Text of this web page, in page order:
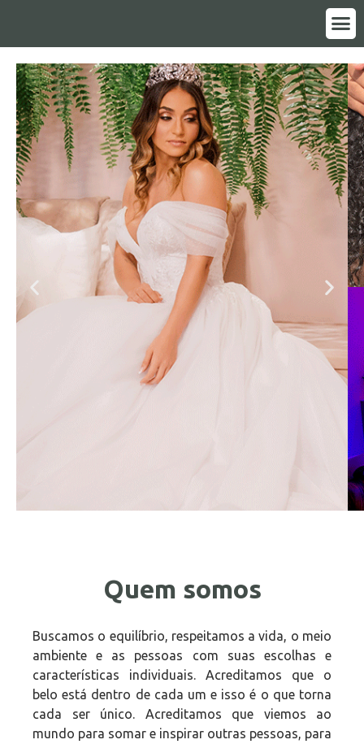
Quem somos
Buscamos o equilíbrio, respeitamos a vida, o meio
ambiente e as pessoas com suas escolhas e
características individuais. Acreditamos que o
belo está dentro de cada um e isso é o que torna
cada ser único. Acreditamos que viemos ao
mundo para somar e inspirar outras pessoas, para